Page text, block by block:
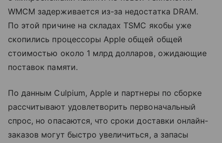
WMCM задерживается из-за недостатка DRAM.
По этой причине на складах TSMC якобы уже
скопились процессоры Apple общей общей
стоимостью около 1 млрд долларов, ожидающие
поставок памяти.
По данным Culpium, Apple и партнеры по сборке
рассчитывают удовлетворить первоначальный
спрос, но опасаются, что сроки доставки онлайн-
заказов могут быстро увеличиться, а запасы